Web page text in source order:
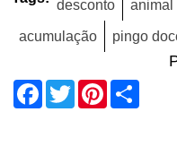
desconto animal
acumulação pingo
Facebook
TwitterPinterest